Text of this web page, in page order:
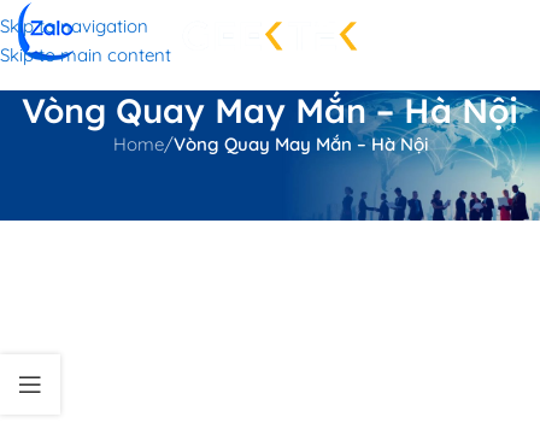
Skip to navigation
Skip to main content
Vòng Quay May Mắn – Hà Nội
Home/Vòng Quay May Mắn – Hà Nội